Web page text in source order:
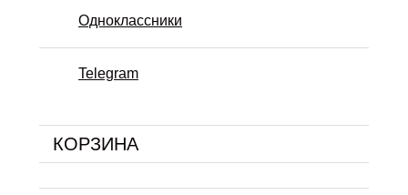
Одноклассники
Telegram
КОРЗИНА